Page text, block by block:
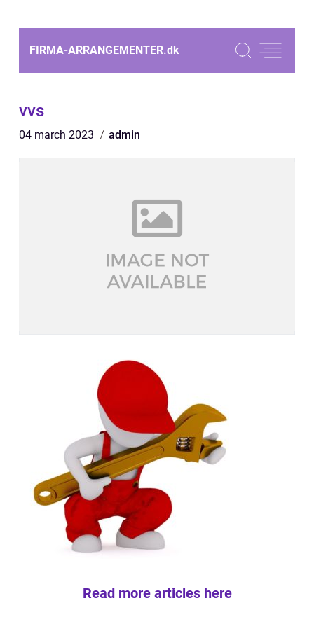
FIRMA-ARRANGEMENTER.dk
vvs
04 march 2023 admin
Read more articles here